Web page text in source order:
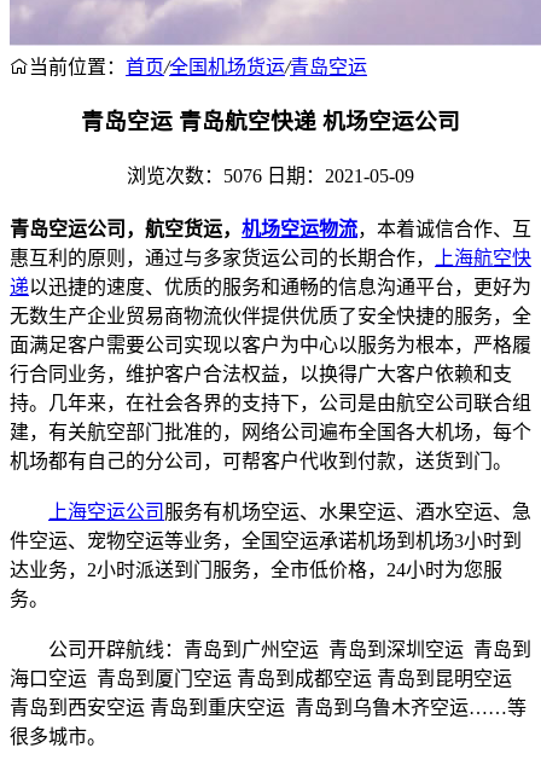
当前位置： 首页/全国机场货运/青岛空运
青岛空运 青岛航空快递 机场空运公司
浏览次数：5076 日期：2021-05-09
青岛空运公司 ，航空货运， 机场空运物流，本着诚信合作、互
惠互利的原则，通过与多家货运公司的长期合作，
上海航空快
递以迅捷的速度、优质的服务和通畅的信息沟通平台，更好为
无数生产企业贸易商物流伙伴提供优质了安全快捷的服务，全
面满足客户需要公司实现以客户为中心以服务为根本，严格履
行合同业务，维护客户合法权益，以换得广大客户依赖和支
持。几年来，在社会各界的支持下，公司是由航空公司联合组
建，有关航空部门批准的，网络公司遍布全国各大机场，每个
机场都有自己的分公司，可帮客户代收到付款，送货到门。
上海空运公司 服务有机场空运、水果空运、酒水空运、急
件空运、宠物空运等业务，全国空运承诺机场到机场3小时到
达业务，2小时派送到门服务，全市低价格，24小时为您服
务。
公司开辟航线：青岛到广州空运 青岛到深圳空运 青岛到
海口空运 青岛到厦门空运 青岛到成都空运 青岛到昆明空运
青岛到西安空运 青岛到重庆空运 青岛到乌鲁木齐空运……等
很多城市。